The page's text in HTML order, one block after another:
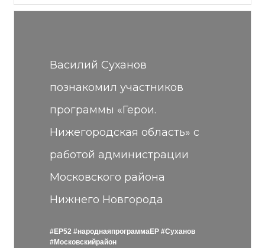
Василий Суханов
познакомил участников
программы «Герои.
Нижегородская область» с
работой администрации
Московского района
Нижнего Новгорода
#ЕР52 #народнаяпрограммаЕР #Суханов
#Московскийрайон